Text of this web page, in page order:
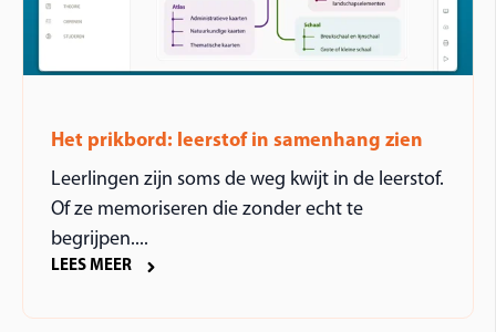
Het prikbord: leerstof in samenhang zien
Leerlingen zijn soms de weg kwijt in de leerstof.
Of ze memoriseren die zonder echt te
begrijpen....
LEES MEER